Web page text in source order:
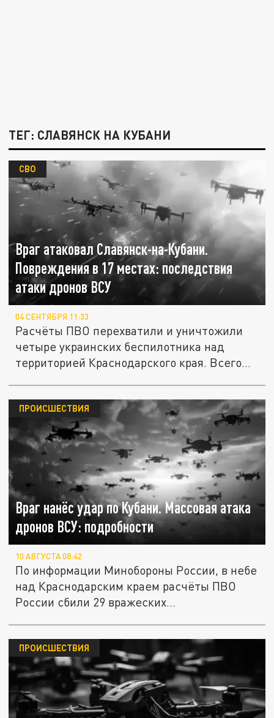
ТЕГ: СЛАВЯНСК НА КУБАНИ
Враг атаковал Славянск-на-Кубани.
Повреждения в 17 местах: последствия
атаки дронов ВСУ
СВО
04 СЕНТЯБРЯ 11:33
Расчёты ПВО перехватили и уничтожили
четыре украинских беспилотника над
территорией Краснодарского края. Всего...
Враг нанёс удар по Кубани. Массовая атака
дронов ВСУ: подробности
ПРОИСШЕСТВИЯ
10 АВГУСТА 08:42
По информации Минобороны России, в небе
над Краснодарским краем расчёты ПВО
России сбили 29 вражеских...
ПРОИСШЕСТВИЯ